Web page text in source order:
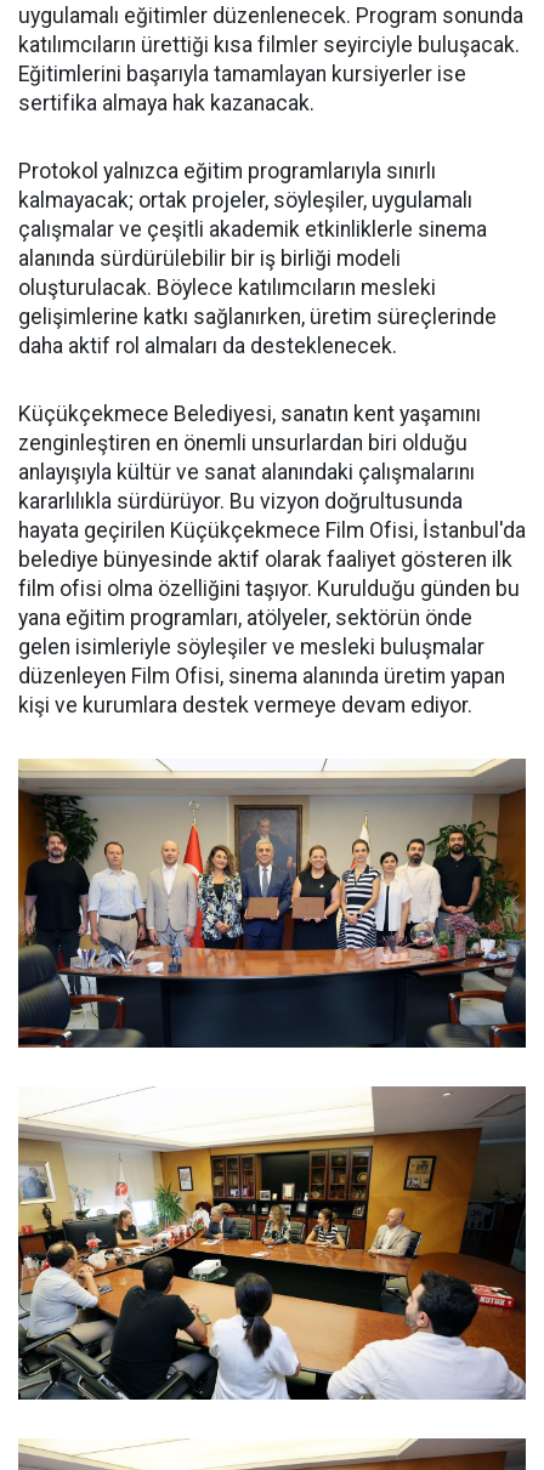
uygulamalı eğitimler düzenlenecek. Program sonunda
katılımcıların ürettiği kısa filmler seyirciyle buluşacak.
Eğitimlerini başarıyla tamamlayan kursiyerler ise
sertifika almaya hak kazanacak.
Protokol yalnızca eğitim programlarıyla sınırlı
kalmayacak; ortak projeler, söyleşiler, uygulamalı
çalışmalar ve çeşitli akademik etkinliklerle sinema
alanında sürdürülebilir bir iş birliği modeli
oluşturulacak. Böylece katılımcıların mesleki
gelişimlerine katkı sağlanırken, üretim süreçlerinde
daha aktif rol almaları da desteklenecek.
Küçükçekmece Belediyesi, sanatın kent yaşamını
zenginleştiren en önemli unsurlardan biri olduğu
anlayışıyla kültür ve sanat alanındaki çalışmalarını
kararlılıkla sürdürüyor. Bu vizyon doğrultusunda
hayata geçirilen Küçükçekmece Film Ofisi, İstanbul'da
belediye bünyesinde aktif olarak faaliyet gösteren ilk
film ofisi olma özelliğini taşıyor. Kurulduğu günden bu
yana eğitim programları, atölyeler, sektörün önde
gelen isimleriyle söyleşiler ve mesleki buluşmalar
düzenleyen Film Ofisi, sinema alanında üretim yapan
kişi ve kurumlara destek vermeye devam ediyor.